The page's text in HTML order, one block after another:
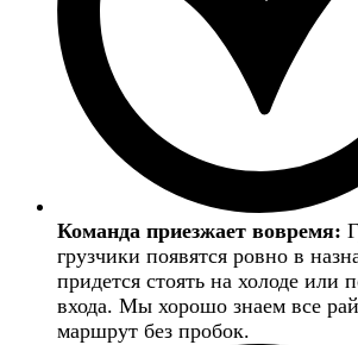
Команда приезжает вовремя:
грузчики появятся ровно в
придется стоять на холоде или
входа. Мы хорошо знаем все
маршрут без пробок.